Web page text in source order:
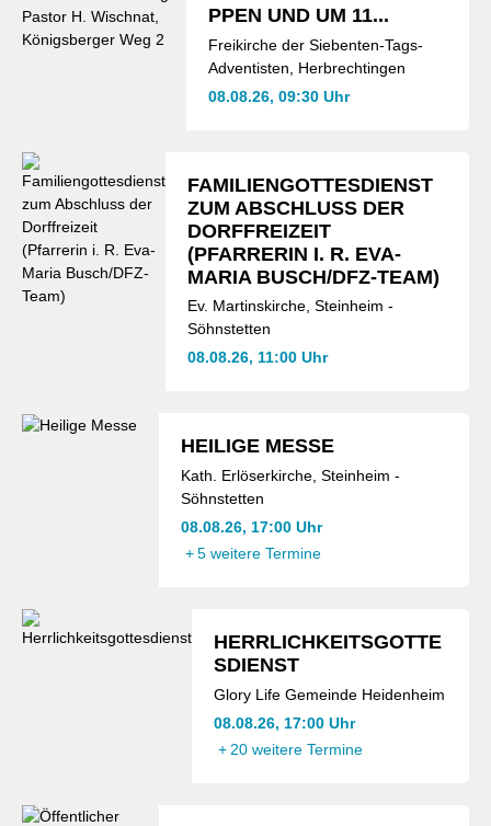
PPEN UND UM 11...
Freikirche der Siebenten-Tags-
Adventisten, Herbrechtingen
08.08.26, 09:30 Uhr
FAMILIENGOTTESDIENST
ZUM ABSCHLUSS DER
DORFFREIZEIT
(PFARRERIN I. R. EVA-
MARIA BUSCH/DFZ-TEAM)
Ev. Martinskirche, Steinheim -
Söhnstetten
08.08.26, 11:00 Uhr
HEILIGE MESSE
Kath. Erlöserkirche, Steinheim -
Söhnstetten
08.08.26, 17:00 Uhr
+ 5 weitere Termine
HERRLICHKEITSGOTTE
SDIENST
Glory Life Gemeinde Heidenheim
08.08.26, 17:00 Uhr
+ 20 weitere Termine